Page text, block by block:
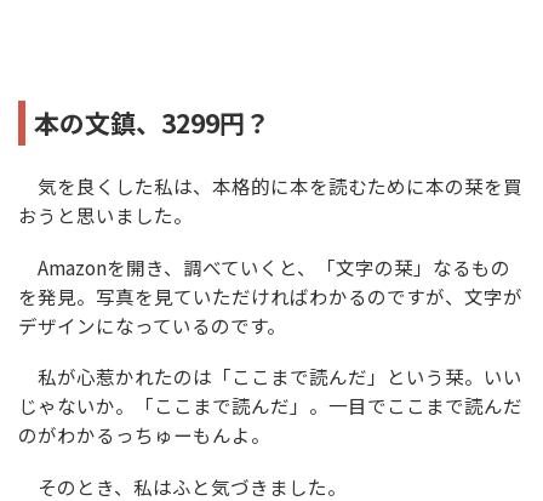
本の文鎮、3299円？
気を良くした私は、本格的に本を読むために本の栞を買
おうと思いました。
Amazonを開き、調べていくと、「文字の栞」なるもの
を発見。写真を見ていただければわかるのですが、文字が
デザインになっているのです。
私が心惹かれたのは「ここまで読んだ」という栞。いい
じゃないか。「ここまで読んだ」。一目でここまで読んだ
のがわかるっちゅーもんよ。
そのとき、私はふと気づきました。